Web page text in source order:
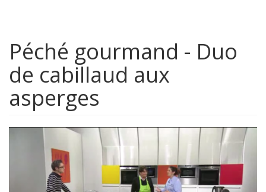
Péché gourmand - Duo
de cabillaud aux
asperges